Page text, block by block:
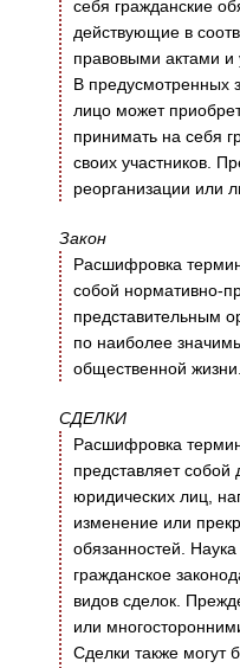
себя гражданские
действующие в
правовыми актами и
В предусмотренных
лицо может
принимать на себя
своих участников.
реорганизации или
Закон
Расшифровка
собой нормативно-
представительным
по наиболее
общественной жизни.
СДЕЛКИ
Расшифровка
представляет собой
юридических лиц,
изменение или
обязанностей.
гражданское
видов сделок.
или
Сделки также могут